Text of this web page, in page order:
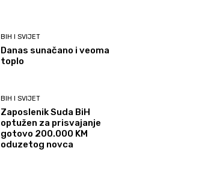
BIH I SVIJET
Danas sunačano i veoma
toplo
BIH I SVIJET
Zaposlenik Suda BiH
optužen za prisvajanje
gotovo 200.000 KM
oduzetog novca